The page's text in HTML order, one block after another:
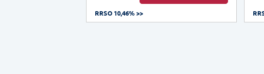
RRSO 10,46% >>